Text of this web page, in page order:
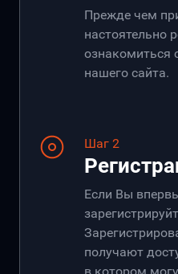
Прежде чем
настоятельно
ознакомиться
нашего сайта.
Шаг 2
Если Вы
получают